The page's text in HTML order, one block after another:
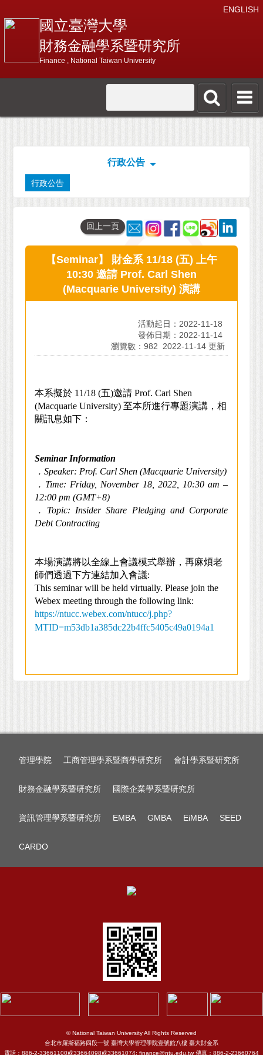
ENGLISH
國立臺灣大學
財務金融學系暨研究所
Finance , National Taiwan University
行政公告
行政公告
回上一頁
【Seminar】 財金系 11/18 (五) 上午
10:30 邀請 Prof. Carl Shen
(Macquarie University) 演講
活動起日：2022-11-18
發佈日期：2022-11-14
瀏覽數：982
2022-11-14 更新
本系擬於 11/18 (五)邀請 Prof. Carl Shen
(Macquarie University) 至本所進行專題演講，相
關訊息如下：
Seminar Information
．Speaker: Prof. Carl Shen (Macquarie University)
． Time: Friday, November 18, 2022, 10:30 am –
12:00 pm (GMT+8)
． Topic: Insider Share Pledging and Corporate
Debt Contracting
本場演講將以全線上會議模式舉辦，再麻煩老
師們透過下方連結加入會議:
This seminar will be held virtually. Please join the
Webex meeting through the following link:
https://ntucc.webex.com/ntucc/j.php?
MTID=m53db1a385dc22b4ffc5405c49a0194a1
管理學院 工商管理學系暨商學研究所 會計學系暨研究所
財務金融學系暨研究所 國際企業學系暨研究所
資訊管理學系暨研究所 EMBA GMBA EiMBA SEED
CARDO
© National Taiwan University All Rights Reserved
台北市羅斯福路四段一號 臺灣大學管理學院壹號館八樓 臺大財金系
電話：886-2-33661100或33664098或33661074; finance@ntu.edu.tw 傳真：886-2-23660764